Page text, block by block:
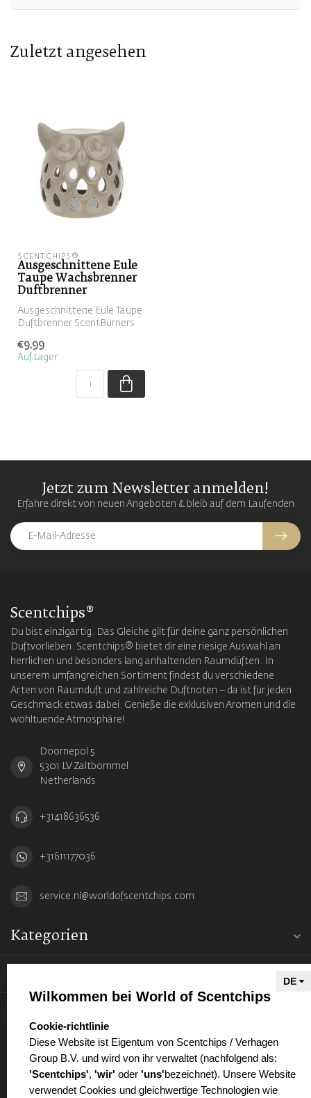
Zuletzt angesehen
SCENTCHIPS®
Ausgeschnittene Eule
Taupe Wachsbrenner
Duftbrenner
Ausgeschnittene Eule Taupe
Duftbrenner ScentBurners
€9,99
Auf Lager
Jetzt zum Newsletter anmelden!
Erfahre direkt von neuen Angeboten & bleib auf dem Laufenden
Scentchips®
Du bist einzigartig. Das Gleiche gilt für deine ganz persönlichen
Duftvorlieben. Scentchips® bietet dir eine riesige Auswahl an
herrlichen und besonders lang anhaltenden Raumdüften. In
unserem umfangreichen Sortiment findest du verschiedene
Arten von Raumduft und zahlreiche Duftnoten – da ist für jeden
Geschmack etwas dabei. Genieße die exklusiven Aromen und die
wohltuende Atmosphäre!
Doornepol 5
5301 LV Zaltbommel
Netherlands
+31418636536
+31611177036
service.nl@worldofscentchips.com
Kategorien
Wilkommen bei World of Scentchips
select language
Cookie-richtlinie
Diese Website ist Eigentum von Scentchips / Verhagen
Group B.V. und wird von ihr verwaltet (nachfolgend als:
'Scentchips', 'wir' oder 'uns'bezeichnet). Unsere Website
verwendet Cookies und gleichwertige Technologien wie